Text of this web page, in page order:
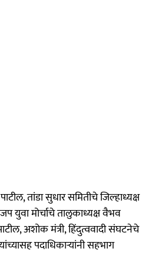
तांडा सुधार समितीचे जिल्हाध्यक्ष
युवा मोर्चाचे तालुकाध्यक्ष वैभव
अशोक मंत्री, हिंदुत्ववादी संघटनेचे
पदाधिकार्‍यांनी सहभाग